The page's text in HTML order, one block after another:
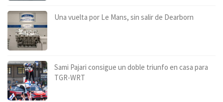
Una vuelta por Le Mans, sin salir de Dearborn
Sami Pajari consigue un doble triunfo en casa para
TGR-WRT